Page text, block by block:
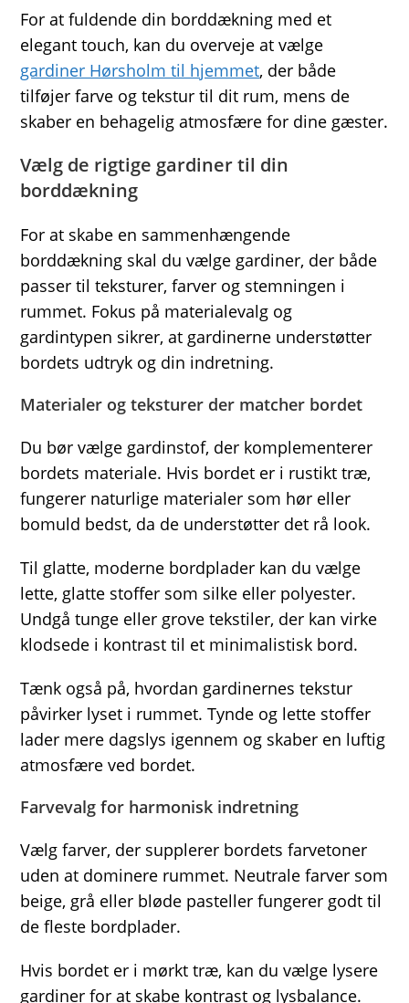
For at fuldende din borddækning med et
elegant touch, kan du overveje at vælge
gardiner Hørsholm til hjemmet, der både
tilføjer farve og tekstur til dit rum, mens de
skaber en behagelig atmosfære for dine gæster.
Vælg de rigtige gardiner til din
borddækning
For at skabe en sammenhængende
borddækning skal du vælge gardiner, der både
passer til teksturer, farver og stemningen i
rummet. Fokus på materialevalg og
gardintypen sikrer, at gardinerne understøtter
bordets udtryk og din indretning.
Materialer og teksturer der matcher bordet
Du bør vælge gardinstof, der komplementerer
bordets materiale. Hvis bordet er i rustikt træ,
fungerer naturlige materialer som hør eller
bomuld bedst, da de understøtter det rå look.
Til glatte, moderne bordplader kan du vælge
lette, glatte stoffer som silke eller polyester.
Undgå tunge eller grove tekstiler, der kan virke
klodsede i kontrast til et minimalistisk bord.
Tænk også på, hvordan gardinernes tekstur
påvirker lyset i rummet. Tynde og lette stoffer
lader mere dagslys igennem og skaber en luftig
atmosfære ved bordet.
Farvevalg for harmonisk indretning
Vælg farver, der supplerer bordets farvetoner
uden at dominere rummet. Neutrale farver som
beige, grå eller bløde pasteller fungerer godt til
de fleste bordplader.
Hvis bordet er i mørkt træ, kan du vælge lysere
gardiner for at skabe kontrast og lysbalance.